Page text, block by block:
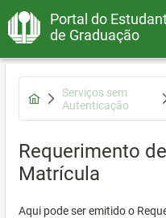
Portal do
de Graduação
Serviços sem
Autenticação
Requerimento
Matrícula
Aqui pode ser emitido o